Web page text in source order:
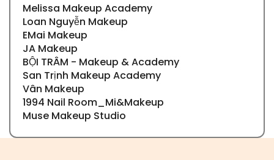
Melissa Makeup Academy
Loan Nguyễn Makeup
EMai Makeup
JA Makeup
BỘI TRÂM - Makeup & Academy
San Trịnh Makeup Academy
Vân Makeup
1994 Nail Room_Mi&Makeup
Muse Makeup Studio